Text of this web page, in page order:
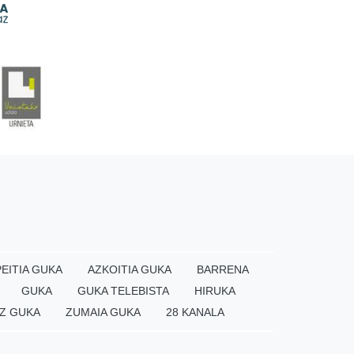
GUKA AZKOITIA GUKA
BARRENA
GUKA GUKA TELEBISTA
HIRUKA
GUKA ZUMAIA GUKA 28 KANALA